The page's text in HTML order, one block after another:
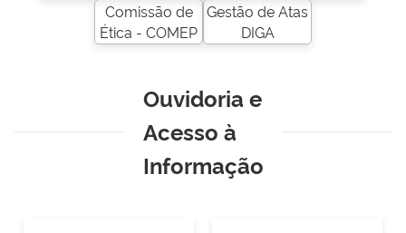
Comissão de
Ética - COMEP
Gestão de Atas
DIGA
Ouvidoria e
Acesso à
Informação